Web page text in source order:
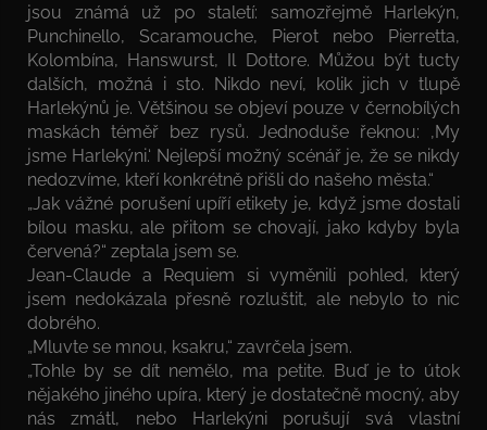
jsou známá už po staletí: samozřejmě Harlekýn,
Punchinello, Scaramouche, Pierot nebo Pierretta,
Kolombína, Hanswurst, Il Dottore. Můžou být tucty
dalších, možná i sto. Nikdo neví, kolik jich v tlupě
Harlekýnů je. Většinou se objeví pouze v černobílých
maskách téměř bez rysů. Jednoduše řeknou: ‚My
jsme Harlekýni.‘ Nejlepší možný scénář je, že se nikdy
nedozvíme, kteří konkrétně přišli do našeho města.“
„Jak vážné porušení upíří etikety je, když jsme dostali
bílou masku, ale přitom se chovají, jako kdyby byla
červená?“ zeptala jsem se.
Jean-Claude a Requiem si vyměnili pohled, který
jsem nedokázala přesně rozluštit, ale nebylo to nic
dobrého.
„Mluvte se mnou, ksakru,“ zavrčela jsem.
„Tohle by se dít nemělo, ma petite. Buď je to útok
nějakého jiného upíra, který je dostatečně mocný, aby
nás zmátl, nebo Harlekýni porušují svá vlastní